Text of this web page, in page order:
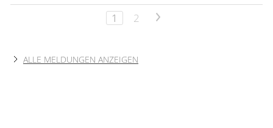
1 2 >
ALLE MELDUNGEN ANZEIGEN